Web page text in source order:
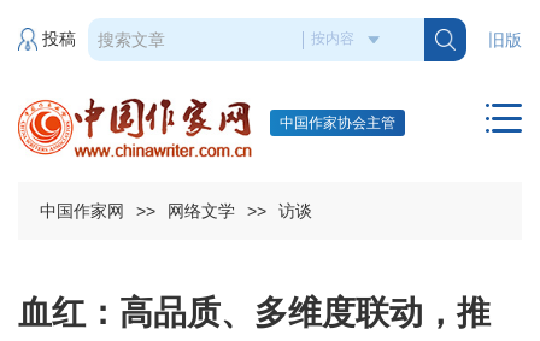
旧版
投稿
中国作家协会主管
中国作家网 >> 网络文学 >> 访谈
血红：高品质、多维度联动，推